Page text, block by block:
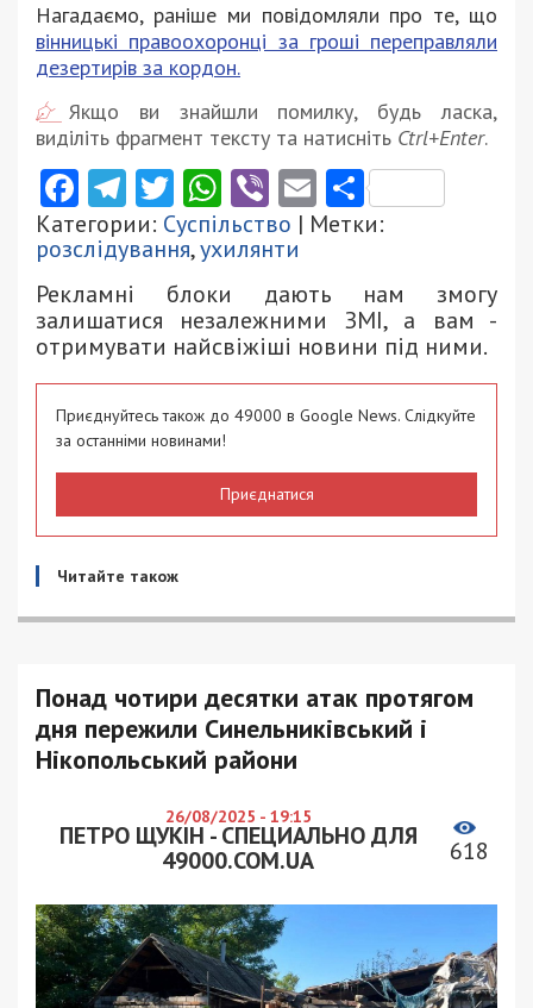
Нагадаємо, раніше ми повідомляли про те, що
вінницькі правоохоронці за гроші переправляли
дезертирів за кордон.
Якщо ви знайшли помилку, будь ласка,
виділіть фрагмент тексту та натисніть Ctrl+Enter.
Facebook
Telegram
Twitter
WhatsApp
ViberEmail
Категории: Суспільство | Метки:
розслідування,ухилянти
Рекламні блоки дають нам змогу
залишатися незалежними ЗМІ, а вам -
отримувати найсвіжіші новини під ними.
Приєднуйтесь також до 49000 в Google News. Слідкуйте
за останніми новинами!
Приєднатися
Читайте також
Понад чотири десятки атак протягом
дня пережили Синельниківський і
Нікопольський райони
26/08/2025 - 19:15
ПЕТРО ЩУКІН - СПЕЦИАЛЬНО ДЛЯ
49000.COM.UA
618